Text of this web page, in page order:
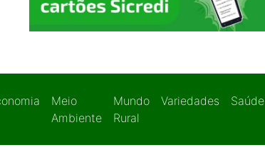
Meio
Ambiente
Mundo
Rural
Variedades Saúde